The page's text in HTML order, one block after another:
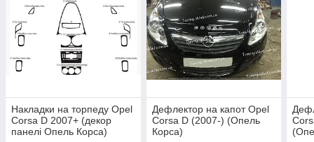
Накладки на торпеду Opel
Corsa D 2007+ (декор
панелі Опель Корса)
Дефлектор на капот Opel
Corsa D (2007-) (Опель
Корса)